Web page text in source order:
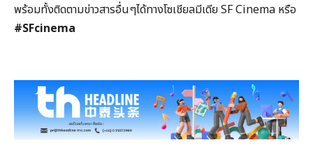
พร้อมทั้งติดตามข่าวสารอื่นๆได้ทางโซเชียลมีเดีย SF Cinema หรือ
#SFcinema